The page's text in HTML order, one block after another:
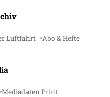
Luftfahrt Abo & Hefte
Mediadaten Print